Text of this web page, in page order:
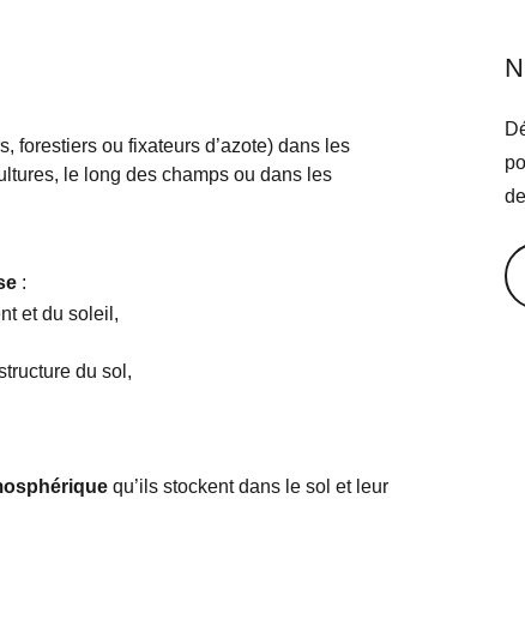
forestiers ou fixateurs d’azote) dans les
le long des champs ou dans les
:
et du soleil,
du sol,
qu’ils stockent dans le sol et leur